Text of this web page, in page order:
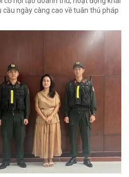
ngày càng cao về tuân thủ pháp